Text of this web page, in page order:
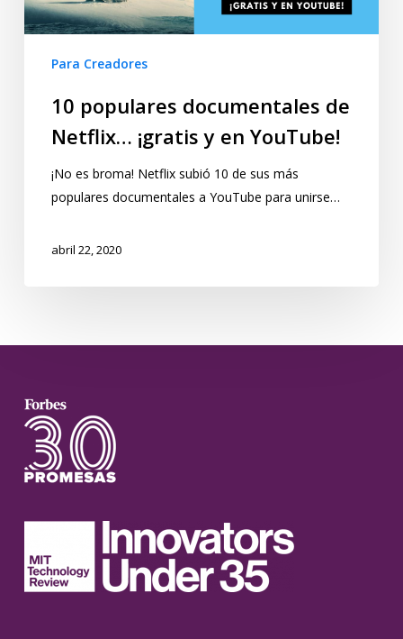
Para Creadores
10 populares documentales de
Netflix… ¡gratis y en YouTube!
¡No es broma! Netflix subió 10 de sus más
populares documentales a YouTube para unirse…
abril 22, 2020